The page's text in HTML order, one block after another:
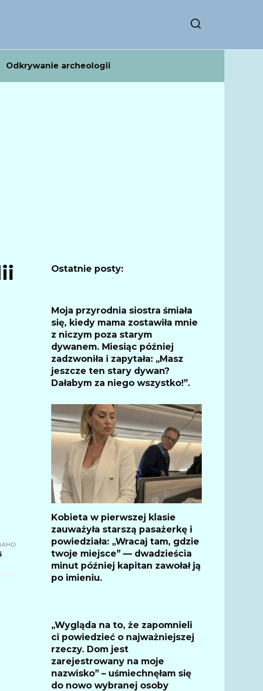
Odkrywanie archeologii
Ostatnie posty:
Moja przyrodnia siostra śmiała
się, kiedy mama zostawiła mnie
z niczym poza starym
dywanem. Miesiąc później
zadzwoniła i zapytała: „Masz
jeszcze ten stary dywan?
Dałabym za niego wszystko!”.
Kobieta w pierwszej klasie
zauważyła starszą pasażerkę i
powiedziała: „Wracaj tam, gdzie
twoje miejsce” — dwadzieścia
minut później kapitan zawołał ją
po imieniu.
„Wygląda na to, że zapomnieli
ci powiedzieć o najważniejszej
rzeczy. Dom jest
zarejestrowany na moje
nazwisko” – uśmiechnęłam się
do nowo wybranej osoby